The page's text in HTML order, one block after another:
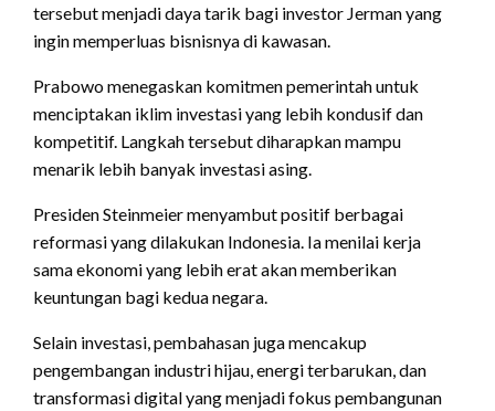
tersebut menjadi daya tarik bagi investor Jerman yang
ingin memperluas bisnisnya di kawasan.
Prabowo menegaskan komitmen pemerintah untuk
menciptakan iklim investasi yang lebih kondusif dan
kompetitif. Langkah tersebut diharapkan mampu
menarik lebih banyak investasi asing.
Presiden Steinmeier menyambut positif berbagai
reformasi yang dilakukan Indonesia. Ia menilai kerja
sama ekonomi yang lebih erat akan memberikan
keuntungan bagi kedua negara.
Selain investasi, pembahasan juga mencakup
pengembangan industri hijau, energi terbarukan, dan
transformasi digital yang menjadi fokus pembangunan